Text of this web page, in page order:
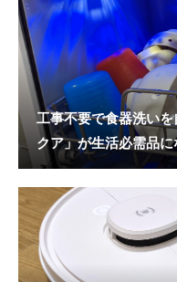
工事不要で食器洗い
クア」が生活必需品